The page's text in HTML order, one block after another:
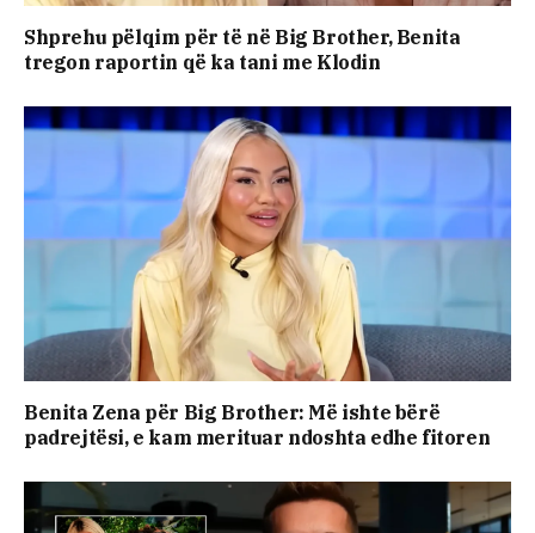
Shprehu pëlqim për të në Big Brother, Benita
tregon raportin që ka tani me Klodin
Benita Zena për Big Brother: Më ishte bërë
padrejtësi, e kam merituar ndoshta edhe fitoren